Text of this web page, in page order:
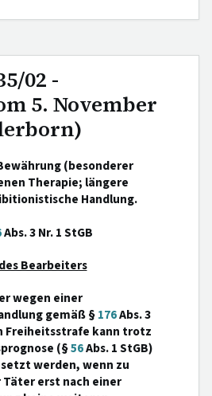
02 -
5. November
(besonderer
Therapie; längere
Handlung.
Abs. 3 Nr. 1 StGB
Bearbeiters
wegen einer
gemäß §176Abs. 3
Freiheitsstrafe kann trotz
(§56Abs. 1 StGB)
werden, wenn zu
erst nach einer